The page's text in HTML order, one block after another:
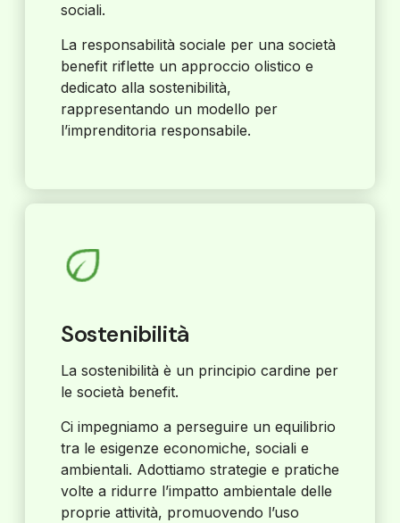
sociali.
La responsabilità sociale per una società
benefit riflette un approccio olistico e
dedicato alla sostenibilità,
rappresentando un modello per
l’imprenditoria responsabile.
Sostenibilità
La sostenibilità è un principio cardine per
le società benefit.
Ci impegniamo a perseguire un equilibrio
tra le esigenze economiche, sociali e
ambientali. Adottiamo strategie e pratiche
volte a ridurre l’impatto ambientale delle
proprie attività, promuovendo l’uso